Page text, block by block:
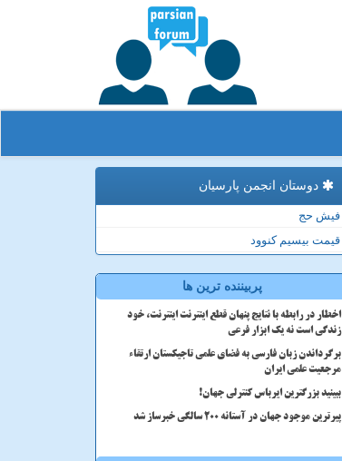
دوستان انجمن پارسیان
فیش حج
قیمت بیسیم کنوود
پربیننده ترین ها
اخطار در رابطه با نتایج پنهان قطع اینترنت اینترنت، خود
زندگی است نه یک ابزار فرعی
برگرداندن زبان فارسی به فضای علمی تاجیکستان ارتقاء
مرجعیت علمی ایران
ببینید بزرگترین ایرباس کنترلی جهان!
پیرترین موجود جهان در آستانه ۲۰۰ سالگی خبرساز شد